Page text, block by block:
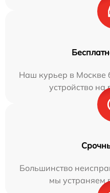
Наш курьер в Москве
устройство на
Большинство
мы устраняем